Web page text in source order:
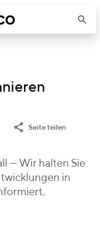
Seite teilen
— Wir halten Sie
in